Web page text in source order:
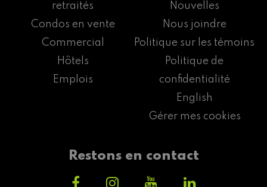
retraités
Condos en vente
Commercial
Hôtels
Emplois
Nouvelles
Nous joindre
Politique sur les témoins
Politique de
confidentialité
English
Gérer mes cookies
Restons en contact